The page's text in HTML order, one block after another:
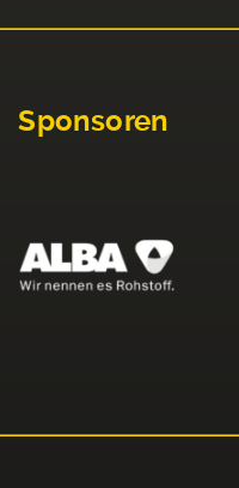
Sponsoren